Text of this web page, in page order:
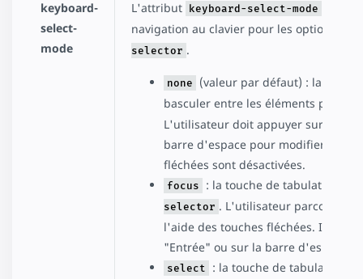
keyboard-
select-
mode
L'attribut keyboard-select-mode
navigation au clavier pour les options
selector .
none
(valeur par défaut) : la
basculer entre les éléments placés
L'utilisateur doit appuyer sur la
barre d'espace pour modifier la
fléchées sont désactivées.
focus : la touche de tabulation
selector . L'utilisateur parcourt
l'aide des touches fléchées. Il doit
"Entrée" ou sur la barre d'espace
select : la touche de tabulation